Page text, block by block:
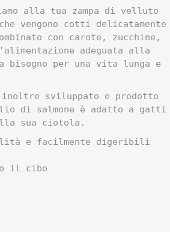
alla tua zampa di velluto
vengono cotti delicatamente
con carote, zucchine,
adeguata alla
per una vita lunga e
inoltre sviluppato e prodotto
di salmone è adatto a gatti
sua ciotola.
e facilmente digeribili
il cibo